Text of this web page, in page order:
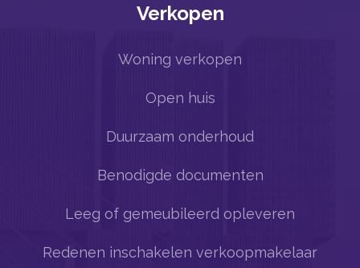
Verkopen
Woning verkopen
Open huis
Duurzaam onderhoud
Benodigde documenten
Leeg of gemeubileerd opleveren
Redenen inschakelen verkoopmakelaar